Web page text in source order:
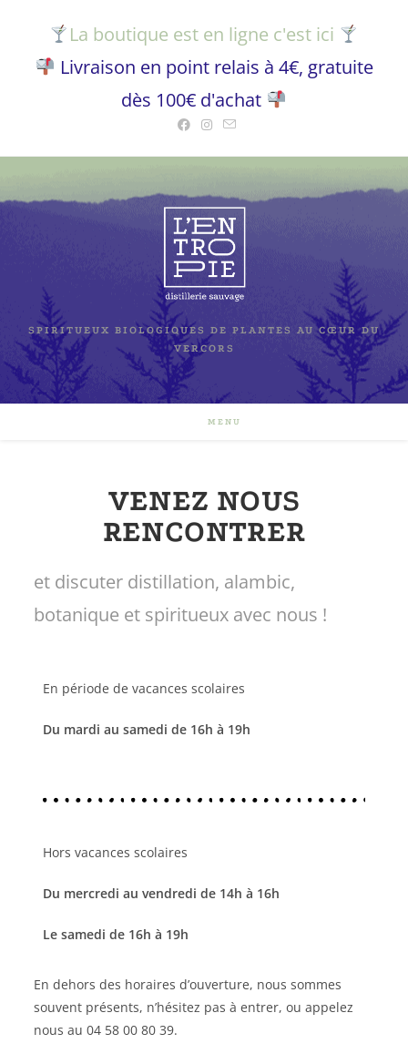
La boutique est en ligne c'est ici
Livraison en point relais à 4€, gratuite
dès 100€ d'achat
SPIRITUEUX BIOLOGIQUES DE PLANTES AU CŒUR DU
VERCORS
MENU
VENEZ NOUS
RENCONTRER
et discuter distillation, alambic,
botanique et spiritueux avec nous !
En période de vacances scolaires
Du mardi au samedi de 16h à 19h
Hors vacances scolaires
Du mercredi au vendredi de 14h à 16h
Le samedi de 16h à 19h
En dehors des horaires d’ouverture, nous sommes
souvent présents, n’hésitez pas à entrer, ou appelez
nous au 04 58 00 80 39.